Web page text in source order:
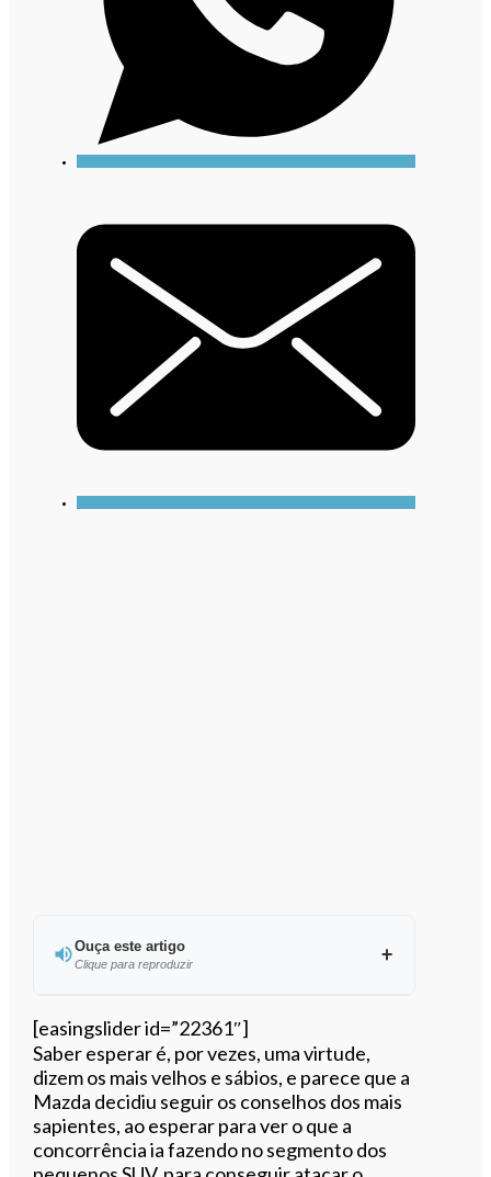
Ouça este artigo
Clique para reproduzir
Ouvir este artigo
[easingslider id=”22361″]
Saber esperar é, por vezes, uma virtude,
dizem os mais velhos e sábios, e parece que a
Mazda decidiu seguir os conselhos dos mais
sapientes, ao esperar para ver o que a
concorrência ia fazendo no segmento dos